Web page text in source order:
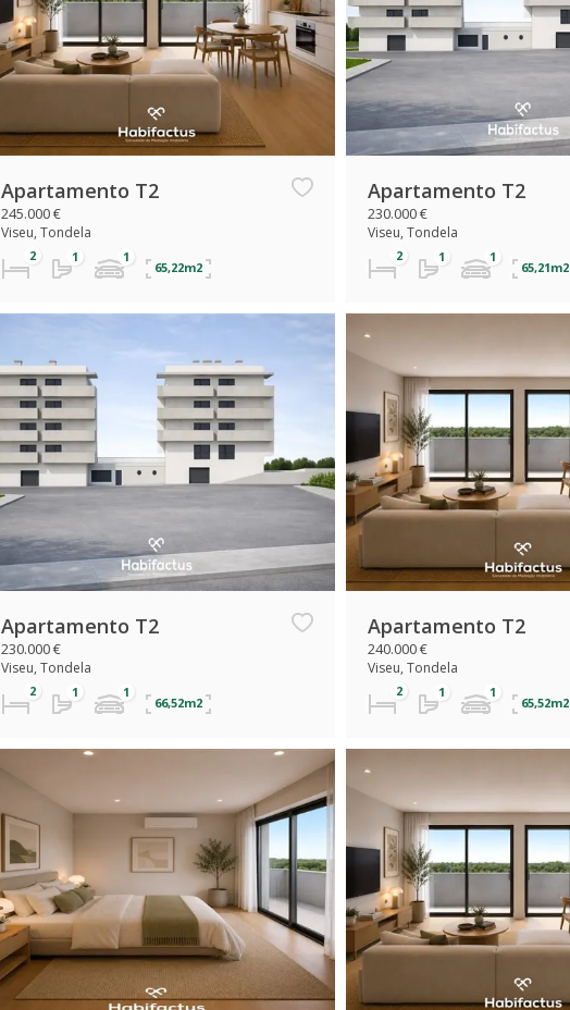
Apartamento T2
245.000 €
Viseu, Tondela
65,22m2
Apartamento T2
230.000 €
Viseu, Tondela
65,21m2
Apartamento T2
230.000 €
Viseu, Tondela
66,52m2
Apartamento T2
240.000 €
Viseu, Tondela
65,52m2